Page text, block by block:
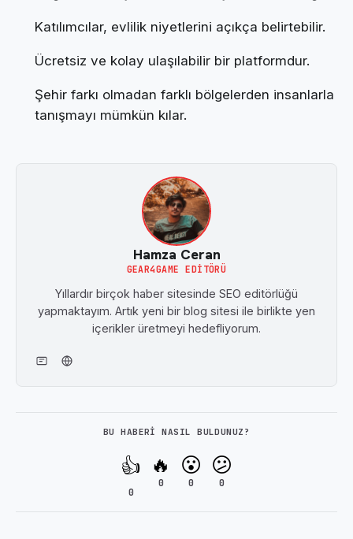
Katılımcılar, evlilik niyetlerini açıkça belirtebilir.
Ücretsiz ve kolay ulaşılabilir bir platformdur.
Şehir farkı olmadan farklı bölgelerden insanlarla
tanışmayı mümkün kılar.
Hamza Ceran
GEAR4GAME EDITÖRÜ
Yıllardır birçok haber sitesinde SEO editörlüğü
yapmaktayım. Artık yeni bir blog sitesi ile birlikte yen
içerikler üretmeyi hedefliyorum.
BU HABERI NASIL BULDUNUZ?
👍
0
🔥
0
😮
0
😕
0